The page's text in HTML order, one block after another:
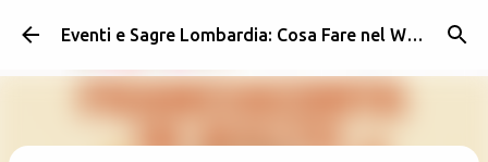
Passa ai contenuti principali Eventi e Sagre Lombardia: Cosa Fare nel Weekend | Weekendidea